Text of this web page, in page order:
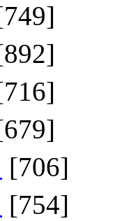
[706]
[754]